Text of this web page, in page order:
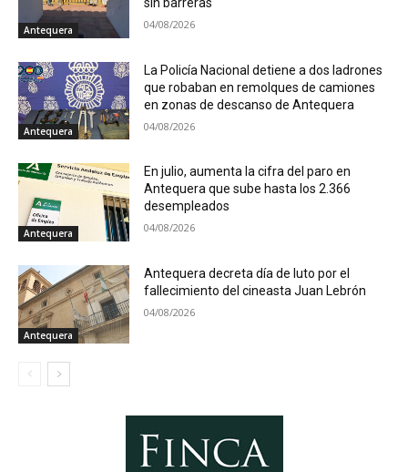
Antequera 04/08/2026
Antequera
La Policía Nacional detiene a dos ladrones
que robaban en remolques de camiones
en zonas de descanso de Antequera
04/08/2026
Antequera
En julio, aumenta la cifra del paro en
Antequera que sube hasta los 2.366
desempleados
04/08/2026
Antequera
Antequera decreta día de luto por el
fallecimiento del cineasta Juan Lebrón
04/08/2026